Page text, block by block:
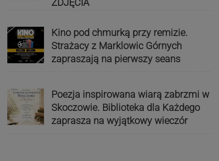
Kino pod chmurką przy remizie.
Strażacy z Marklowic Górnych
zapraszają na pierwszy seans
Poezja inspirowana wiarą zabrzmi w
Skoczowie. Biblioteka dla Każdego
zaprasza na wyjątkowy wieczór